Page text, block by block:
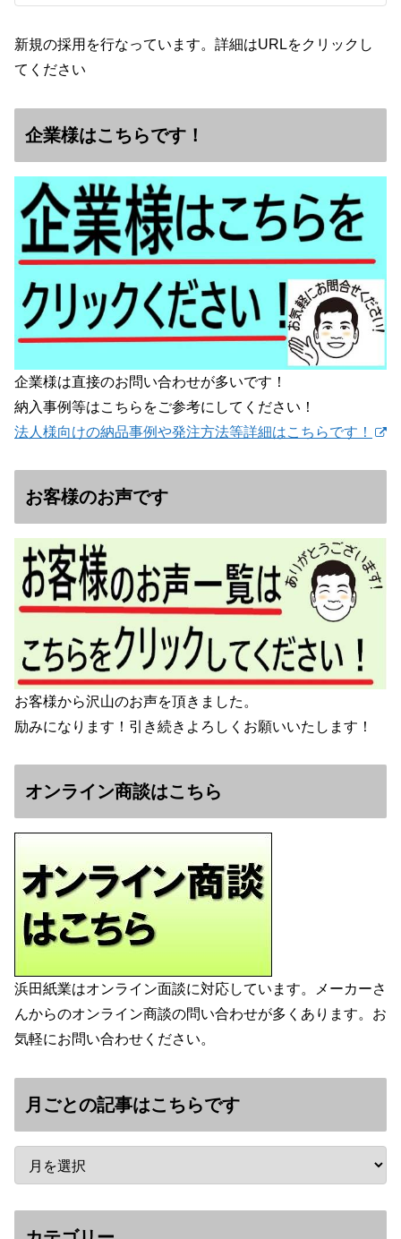
新規の採用を行なっています。詳細はURLをクリックし
てください
企業様はこちらです！
企業様は直接のお問い合わせが多いです！
納入事例等はこちらをご参考にしてください！
法人様向けの納品事例や発注方法等詳細はこちらです！
お客様のお声です
お客様から沢山のお声を頂きました。
励みになります！引き続きよろしくお願いいたします！
オンライン商談はこちら
浜田紙業はオンライン面談に対応しています。メーカーさ
んからのオンライン商談の問い合わせが多くあります。お
気軽にお問い合わせください。
月ごとの記事はこちらです